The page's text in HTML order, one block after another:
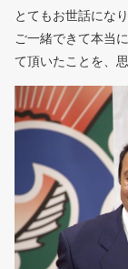
とてもお世話にな
ご一緒できて本当
て頂いたことを、